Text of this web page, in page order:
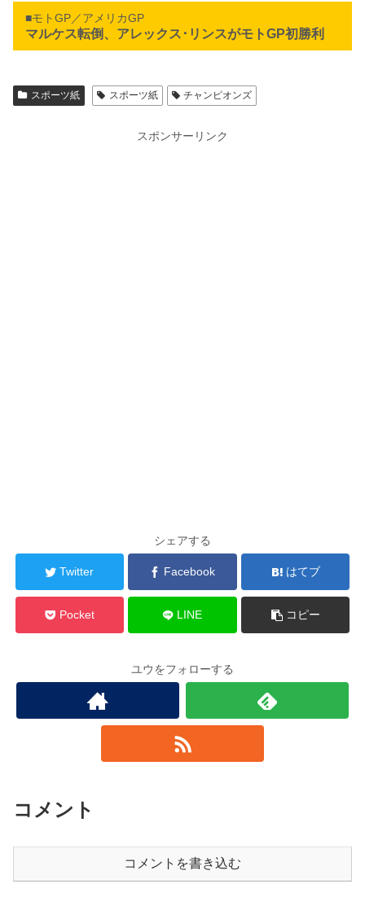
■モトGP／アメリカGP
マルケス転倒、アレックス･リンスがモトGP初勝利
スポーツ紙 スポーツ紙 チャンピオンズ
スポンサーリンク
シェアする
Twitter Facebook はてブ
Pocket LINE コピー
ユウをフォローする
コメント
コメントを書き込む